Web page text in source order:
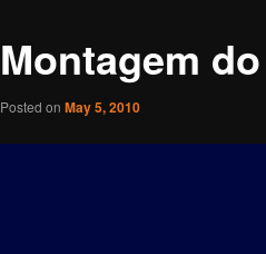
Montagem
Posted on May 5, 2010